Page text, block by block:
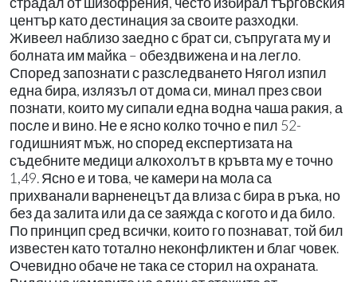
център като дестинация за своите разходки.
Живеел наблизо заедно с брат си, съпругата му и
болната им майка – обездвижена и на легло.
Според запознати с разследването Нягол изпил
една бира, излязъл от дома си, минал през свои
познати, които му сипали една водна чаша ракия, а
после и вино. Не е ясно колко точно е пил 52-
годишният мъж, но според експертизата на
съдебните медици алкохолът в кръвта му е точно
1,49. Ясно е и това, че камери на мола са
прихванали варненецът да влиза с бира в ръка, но
без да залита или да се заяжда с когото и да било.
По принцип сред всички, които го познават, той бил
известен като тотално неконфликтен и благ човек.
Очевидно обаче не така се сторил на охраната.